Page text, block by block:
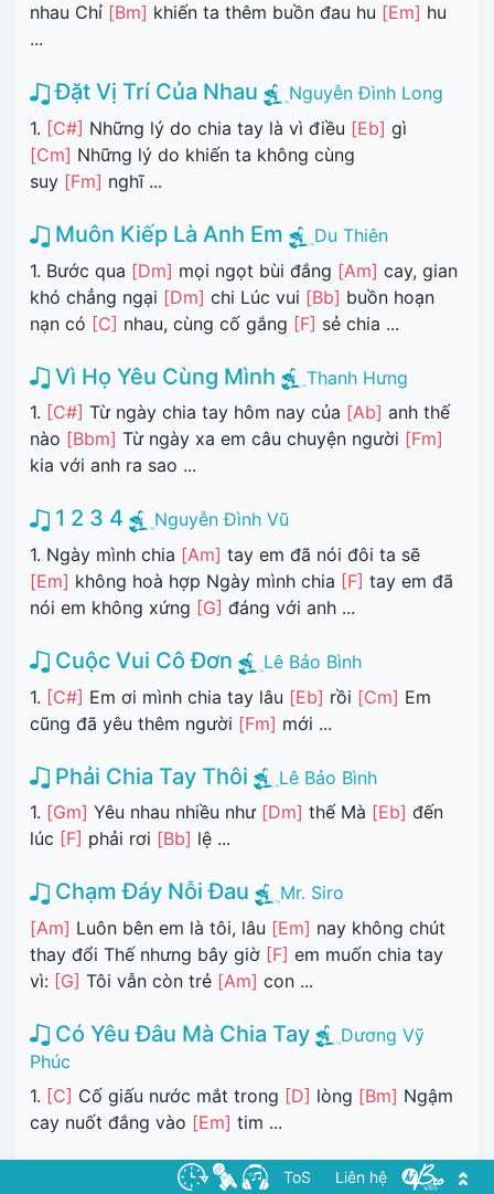
nhau Chỉ [Bm] khiến ta thêm buồn đau hu [Em] hu
...
Đặt Vị Trí Của Nhau
Nguyễn Đình Long
1. [C#] Những lý do chia tay là vì điều [Eb] gì
[Cm] Những lý do khiến ta không cùng
suy [Fm] nghĩ ...
Muôn Kiếp Là Anh Em
Du Thiên
1. Bước qua [Dm] mọi ngọt bùi đắng [Am] cay, gian
khó chẳng ngại [Dm] chi Lúc vui [Bb] buồn hoạn
nạn có [C] nhau, cùng cố gắng [F] sẻ chia ...
Vì Họ Yêu Cùng Mình
Thanh Hưng
1. [C#] Từ ngày chia tay hôm nay của [Ab] anh thế
nào [Bbm] Từ ngày xa em câu chuyện người [Fm]
kia với anh ra sao ...
1 2 3 4
Nguyễn Đình Vũ
1. Ngày mình chia [Am] tay em đã nói đôi ta sẽ
[Em] không hoà hợp Ngày mình chia [F] tay em đã
nói em không xứng [G] đáng với anh ...
Cuộc Vui Cô Đơn
Lê Bảo Bình
1. [C#] Em ơi mình chia tay lâu [Eb] rồi [Cm] Em
cũng đã yêu thêm người [Fm] mới ...
Phải Chia Tay Thôi
Lê Bảo Bình
1. [Gm] Yêu nhau nhiều như [Dm] thế Mà [Eb] đến
lúc [F] phải rơi [Bb] lệ ...
Chạm Đáy Nỗi Đau
Mr. Siro
[Am] Luôn bên em là tôi, lâu [Em] nay không chút
thay đổi Thế nhưng bây giờ [F] em muốn chia tay
vì: [G] Tôi vẫn còn trẻ [Am] con ...
Có Yêu Đâu Mà Chia Tay
Dương Vỹ
Phúc
1. [C] Cố giấu nước mắt trong [D] lòng [Bm] Ngậm
cay nuốt đắng vào [Em] tim ...
Mình Chia Tay Đi
Shin Hyun Woo & Krazy
ToS Liên hệ